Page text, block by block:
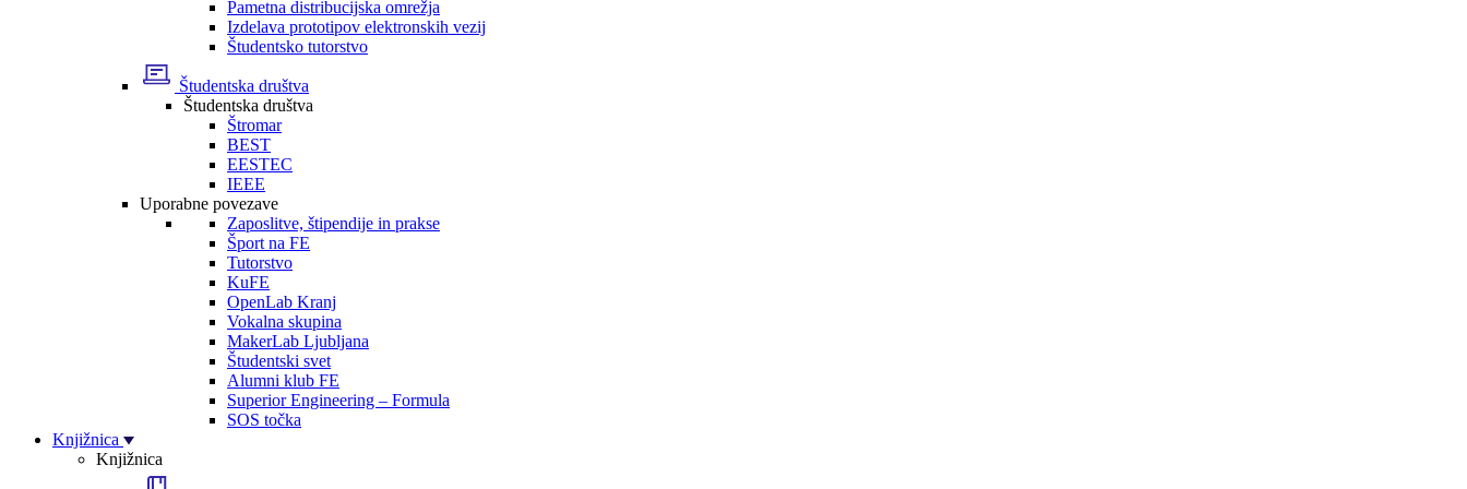
Pametna distribucijska omrežja
Izdelava prototipov elektronskih vezij
Študentsko tutorstvo
Študentska društva
Študentska društva
Štromar
BEST
EESTEC
IEEE
Uporabne povezave
Zaposlitve, štipendije in prakse
Šport na FE
Tutorstvo
KuFE
OpenLab Kranj
Vokalna skupina
MakerLab Ljubljana
Študentski svet
Alumni klub FE
Superior Engineering – Formula
SOS točka
Knjižnica
Knjižnica